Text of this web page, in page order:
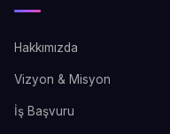
Hakkımızda
Vizyon & Misyon
İş Başvuru